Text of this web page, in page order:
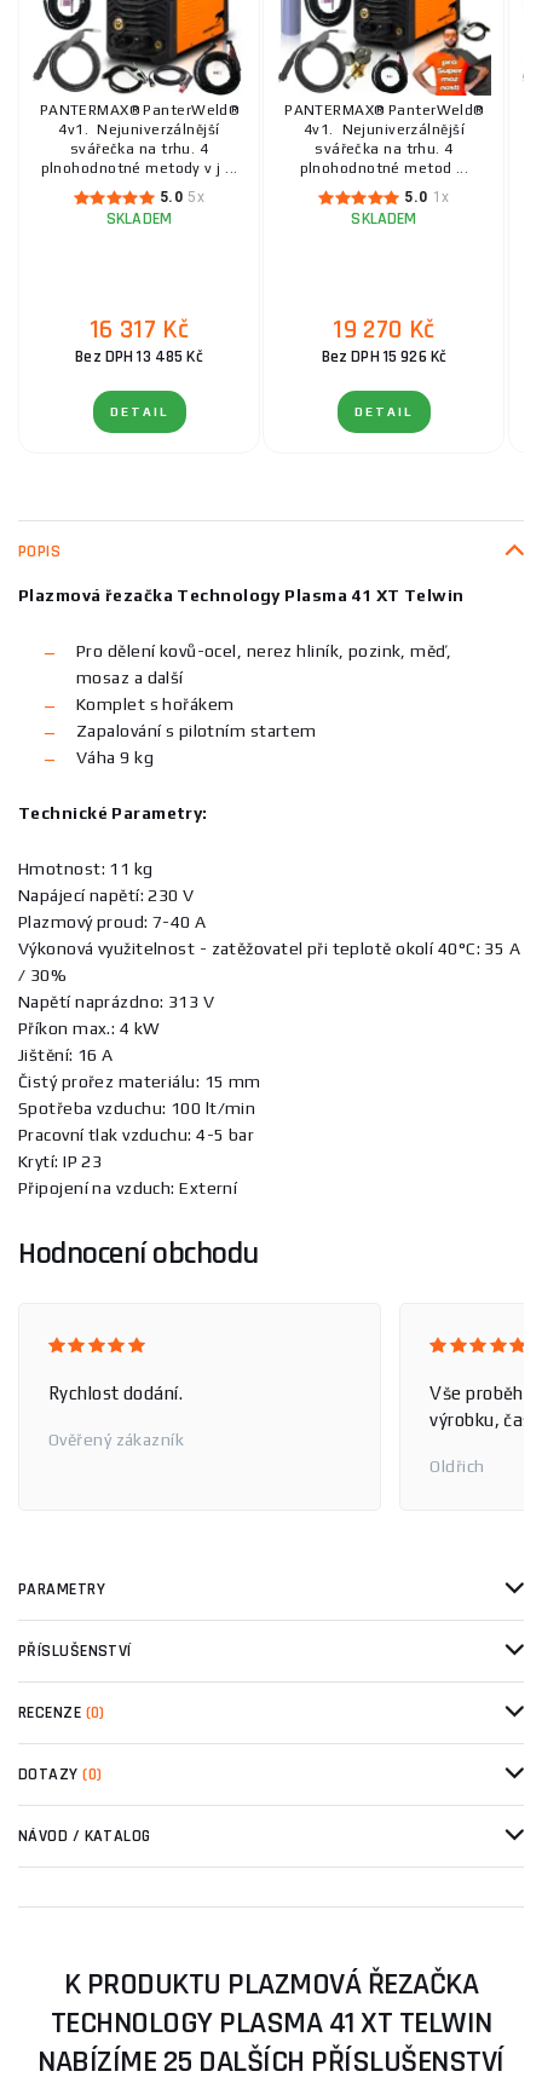
PANTERMAX® PanterWeld®
4v1. Nejuniverzálnější
svářečka na trhu. 4
plnohodnotné metody v j ...
5.0 5x
SKLADEM
16 317 Kč
Bez DPH 13 485 Kč
DETAIL
PANTERMAX® PanterWeld®
4v1. Nejuniverzálnější
svářečka na trhu. 4
plnohodnotné metod ...
5.0 1x
SKLADEM
19 270 Kč
Bez DPH 15 926 Kč
DETAIL
POPIS
Plazmová řezačka Technology Plasma 41 XT Telwin
Pro dělení kovů-ocel, nerez hliník, pozink, měď,
mosaz a další
Komplet s hořákem
Zapalování s pilotním startem
Váha 9 kg
Technické Parametry:
Hmotnost: 11 kg
Napájecí napětí: 230 V
Plazmový proud: 7-40 A
Výkonová využitelnost - zatěžovatel při teplotě okolí 40°C: 35 A
/ 30%
Napětí naprázdno: 313 V
Příkon max.: 4 kW
Jištění: 16 A
Čistý prořez materiálu: 15 mm
Spotřeba vzduchu: 100 lt/min
Pracovní tlak vzduchu: 4-5 bar
Krytí: IP 23
Připojení na vzduch: Externí
Hodnocení obchodu
Rychlost dodání.
Ověřený zákazník
Vše
výrobku, čas
Oldřich
PARAMETRY
PŘÍSLUŠENSTVÍ
RECENZE (0)
DOTAZY(0)
NÁVOD / KATALOG
K PRODUKTU PLAZMOVÁ ŘEZAČKA
TECHNOLOGY PLASMA 41 XT TELWIN
NABÍZÍME 25 DALŠÍCH PŘÍSLUŠENSTVÍ